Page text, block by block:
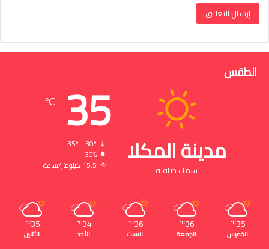
الطقس
مدينة المكلا
سماء صافية
35
℃
39%
15.5 كيلومتر/ساعة
35
℃
الخميس
36
℃
الجمعة
36
℃
السبت
34
℃
الأحد
35
℃
الأثنين